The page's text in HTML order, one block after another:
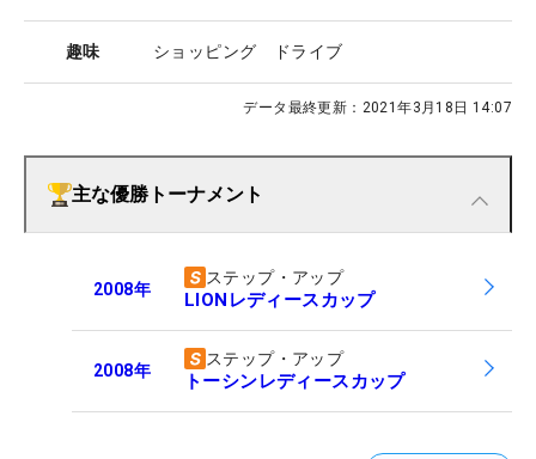
趣味 ショッピング ドライブ
データ最終更新： 2021年3月18日 14:07
主な優勝トーナメント
2008年
ステップ・アップ
LIONレディースカップ
2008年
ステップ・アップ
トーシンレディースカップ